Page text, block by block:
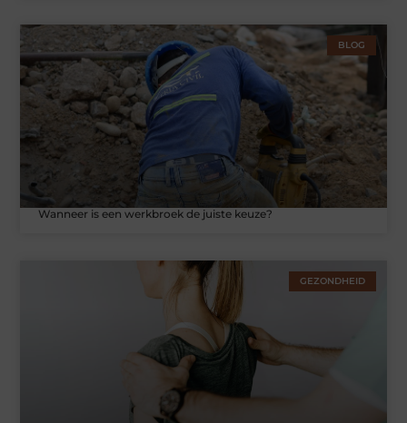
BLOG
Wanneer is een werkbroek de juiste keuze?
GEZONDHEID